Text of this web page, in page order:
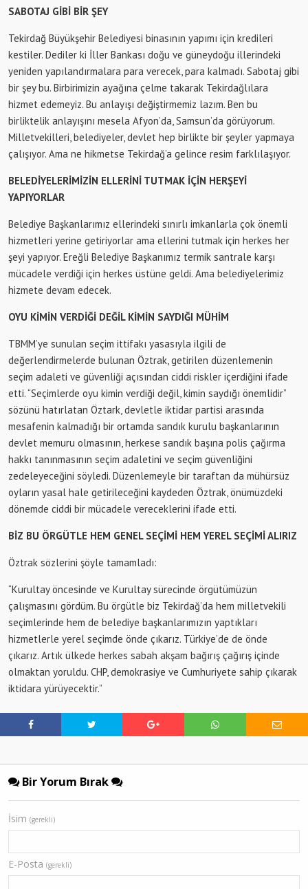
SABOTAJ GİBİ BİR ŞEY
Tekirdağ Büyükşehir Belediyesi binasının yapımı için kredileri
kestiler. Dediler ki İller Bankası doğu ve güneydoğu illerindeki
yeniden yapılandırmalara para verecek, para kalmadı. Sabotaj gibi
bir şey bu. Birbirimizin ayağına çelme takarak Tekirdağlılara
hizmet edemeyiz. Bu anlayışı değiştirmemiz lazım. Ben bu
birliktelik anlayışını mesela Afyon’da, Samsun’da görüyorum.
Milletvekilleri, belediyeler, devlet hep birlikte bir şeyler yapmaya
çalışıyor. Ama ne hikmetse Tekirdağ’a gelince resim farklılaşıyor.
BELEDİYELERİMİZİN ELLERİNİ TUTMAK İÇİN HERŞEYİ
YAPIYORLAR
Belediye Başkanlarımız ellerindeki sınırlı imkanlarla çok önemli
hizmetleri yerine getiriyorlar ama ellerini tutmak için herkes her
şeyi yapıyor. Ereğli Belediye Başkanımız termik santrale karşı
mücadele verdiği için herkes üstüne geldi. Ama belediyelerimiz
hizmete devam edecek.
OYU KİMİN VERDİĞİ DEĞİL KİMİN SAYDIĞI MÜHİM
TBMM’ye sunulan seçim ittifakı yasasıyla ilgili de
değerlendirmelerde bulunan Öztrak, getirilen düzenlemenin
seçim adaleti ve güvenliği açısından ciddi riskler içerdiğini ifade
etti. “Seçimlerde oyu kimin verdiği değil, kimin saydığı önemlidir”
sözünü hatırlatan Öztark, devletle iktidar partisi arasında
mesafenin kalmadığı bir ortamda sandık kurulu başkanlarının
devlet memuru olmasının, herkese sandık başına polis çağırma
hakkı tanınmasının seçim adaletini ve seçim güvenliğini
zedeleyeceğini söyledi. Düzenlemeyle bir taraftan da mühürsüz
oyların yasal hale getirileceğini kaydeden Öztrak, önümüzdeki
dönemde ciddi bir mücadele vereceklerini ifade etti.
BİZ BU ÖRGÜTLE HEM GENEL SEÇİMİ HEM YEREL SEÇİMİ ALIRIZ
Öztrak sözlerini şöyle tamamladı:
“Kurultay öncesinde ve Kurultay sürecinde örgütümüzün
çalışmasını gördüm. Bu örgütle biz Tekirdağ’da hem milletvekili
seçimlerinde hem de belediye başkanlarımızın yaptıkları
hizmetlerle yerel seçimde önde çıkarız. Türkiye’de de önde
çıkarız. Artık ülkede herkes sabah akşam bağırış çağırış içinde
olmaktan yoruldu. CHP, demokrasiye ve Cumhuriyete sahip çıkarak
iktidara yürüyecektir.”
Bir Yorum Bırak
İsim (gerekli)
E-Posta (gerekli)